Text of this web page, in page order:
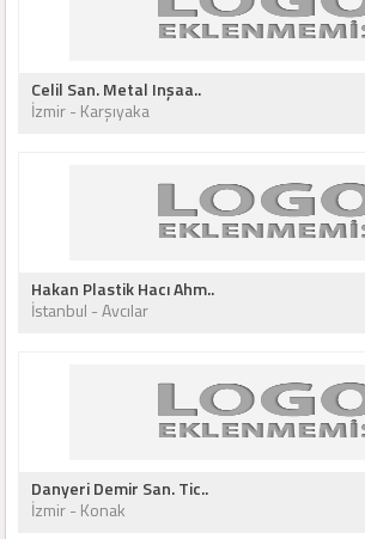
Celil San. Metal Inşaa..
İzmir - Karşıyaka
Hakan Plastik Hacı Ahm..
İstanbul - Avcılar
Danyeri Demir San. Tic..
İzmir - Konak